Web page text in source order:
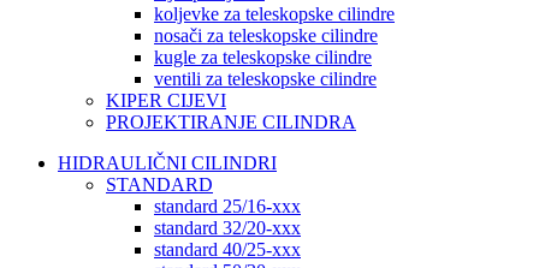
koljevke za teleskopske cilindre
nosači za teleskopske cilindre
kugle za teleskopske cilindre
ventili za teleskopske cilindre
KIPER CIJEVI
PROJEKTIRANJE CILINDRA
HIDRAULIČNI CILINDRI
STANDARD
standard 25/16-xxx
standard 32/20-xxx
standard 40/25-xxx